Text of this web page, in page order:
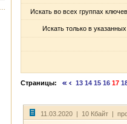
Искать во всех группах
Искать только в
Страницы: 13 14 15 16 17
11.03.2020 | 10 Кбайт |